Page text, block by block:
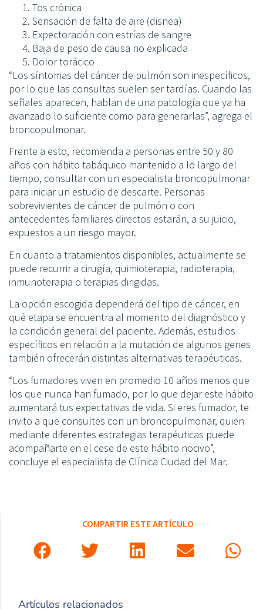
Tos crónica
Sensación de falta de aire (disnea)
Expectoración con estrías de sangre
Baja de peso de causa no explicada
Dolor torácico
“Los síntomas del cáncer de pulmón son inespecíficos,
por lo que las consultas suelen ser tardías. Cuando las
señales aparecen, hablan de una patología que ya ha
avanzado lo suficiente como para generarlas”, agrega el
broncopulmonar.
Frente a esto, recomienda a personas entre 50 y 80
años con hábito tabáquico mantenido a lo largo del
tiempo, consultar con un especialista broncopulmonar
para iniciar un estudio de descarte. Personas
sobrevivientes de cáncer de pulmón o con
antecedentes familiares directos estarán, a su juicio,
expuestos a un riesgo mayor.
En cuanto a tratamientos disponibles, actualmente se
puede recurrir a cirugía, quimioterapia, radioterapia,
inmunoterapia o terapias dirigidas.
La opción escogida dependerá del tipo de cáncer, en
qué etapa se encuentra al momento del diagnóstico y
la condición general del paciente. Además, estudios
específicos en relación a la mutación de algunos genes
también ofrecerán distintas alternativas terapéuticas.
“Los fumadores viven en promedio 10 años menos que
los que nunca han fumado, por lo que dejar este hábito
aumentará tus expectativas de vida. Si eres fumador, te
invito a que consultes con un broncopulmonar, quien
mediante diferentes estrategias terapéuticas puede
acompañarte en el cese de este hábito nocivo”,
concluye el especialista de Clínica Ciudad del Mar.
COMPARTIR ESTE ARTÍCULO
Artículos relacionados